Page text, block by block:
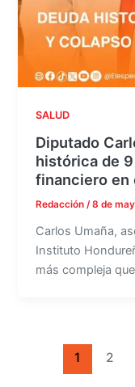
SALUD
Diputado
histórica de
financiero en
Redacción/8 de
Carlos Umaña,
Instituto
más compleja
1 2